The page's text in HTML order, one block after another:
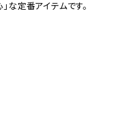
な定番アイテムです。